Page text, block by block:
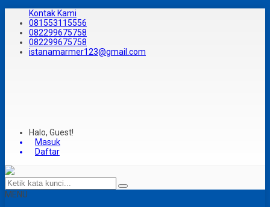
Kontak Kami
081553115556
082299675758
082299675758
istanamarmer123@gmail.com
Halo, Guest!
Masuk
Daftar
MENU